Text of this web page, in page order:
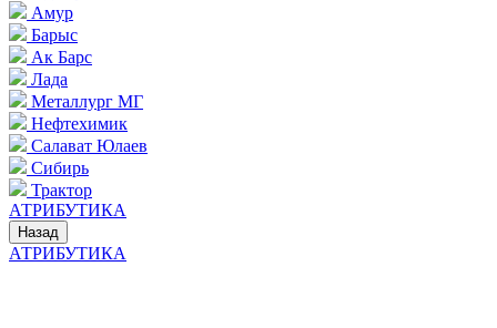
Амур
Барыс
Ак Барс
Лада
Металлург МГ
Нефтехимик
Салават Юлаев
Сибирь
Трактор
АТРИБУТИКА
Назад
АТРИБУТИКА